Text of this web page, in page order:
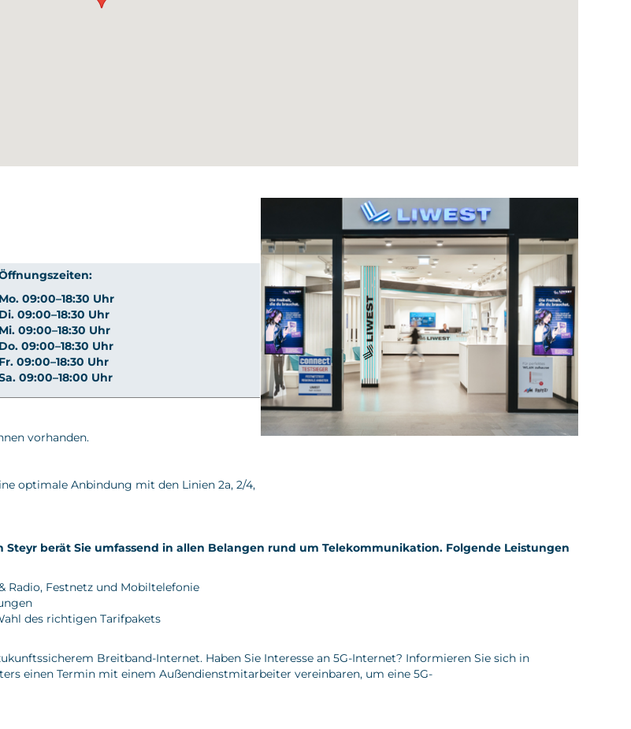
Mo. 09:00–18:30 Uhr
Di. 09:00–18:30 Uhr
Mi. 09:00–18:30 Uhr
Do. 09:00–18:30 Uhr
Fr. 09:00–18:30 Uhr
09:00–18:00 Uhr
vorhanden.
optimale Anbindung mit den Linien 2a, 2/4,
Steyr berät Sie umfassend in allen Belangen rund um Telekommunikation. Folgende Leistungen
Radio, Festnetz und Mobiltelefonie
des richtigen Tarifpakets
Breitband-Internet. Haben Sie Interesse an 5G-Internet? Informieren Sie sich in
einen Termin mit einem Außendienstmitarbeiter vereinbaren, um eine 5G-